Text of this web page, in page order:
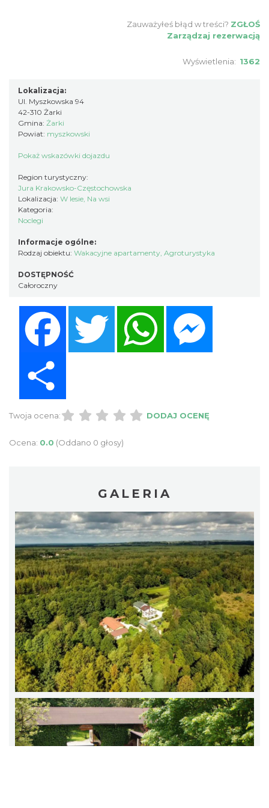
Zauważyłeś błąd w treści? ZGŁOŚ
Zarządzaj rezerwacją
Wyświetlenia: 1362
Lokalizacja:
Ul. Myszkowska 94
42-310 Żarki
Gmina: Żarki
Powiat: myszkowski
Pokaż wskazówki dojazdu
Region turystyczny:
Jura Krakowsko-Częstochowska
Lokalizacja: W lesie, Na wsi
Kategoria:
Noclegi
Informacje ogólne:
Rodzaj obiektu: Wakacyjne apartamenty Agroturystyka
DOSTĘPNOŚĆ
Całoroczny
Twitter WhatsApp
Twoja ocena: DODAJ OCENĘ
Ocena: 0.0 (Oddano 0 głosy)
GALERIA